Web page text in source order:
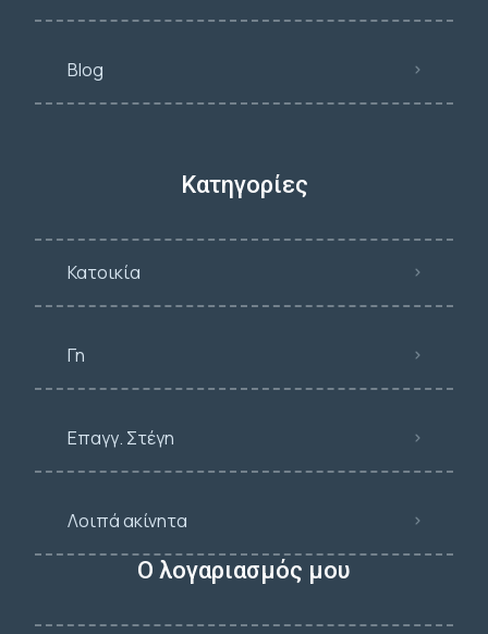
Blog
Κατηγορίες
Κατοικία
Γη
Επαγγ. Στέγη
Λοιπά ακίνητα
Ο λογαριασμός μου